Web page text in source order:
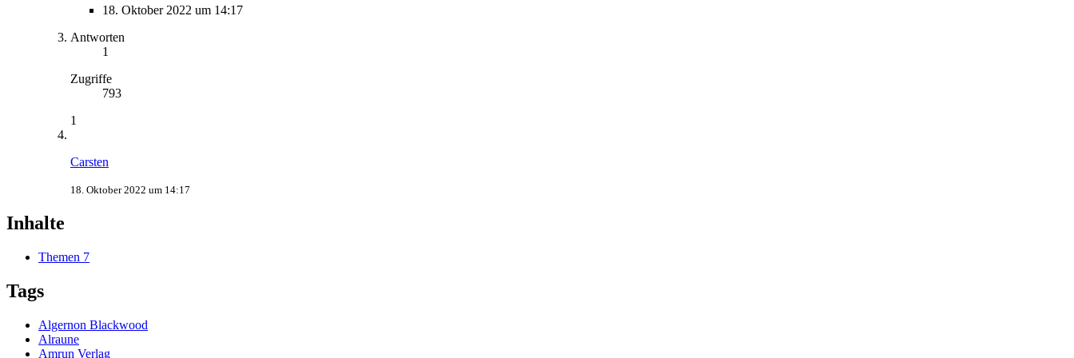
18. Oktober 2022 um 14:17
Antworten
1
Zugriffe
793
1
Carsten
18. Oktober 2022 um 14:17
Inhalte
Themen 7
Tags
Algernon Blackwood
Alraune
Amrun Verlag